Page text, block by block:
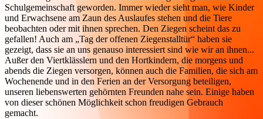
Schulgemeinschaft geworden. Immer wieder sieht man, wie Kinder
und Erwachsene am Zaun des Auslaufes stehen und die Tiere
beobachten oder mit ihnen sprechen. Den Ziegen scheint das zu
gefallen! Auch am „Tag der offenen Ziegenstalltür“ haben sie
gezeigt, dass sie an uns genauso interessiert sind wie wir an ihnen...
Außer den Viertklässlern und den Hortkindern, die morgens und
abends die Ziegen versorgen, können auch die Familien, die sich am
Wochenende und in den Ferien an der Versorgung beteiligen,
unseren liebenswerten gehörnten Freunden nahe sein. Einige haben
von dieser schönen Möglichkeit schon freudigen Gebrauch
gemacht.